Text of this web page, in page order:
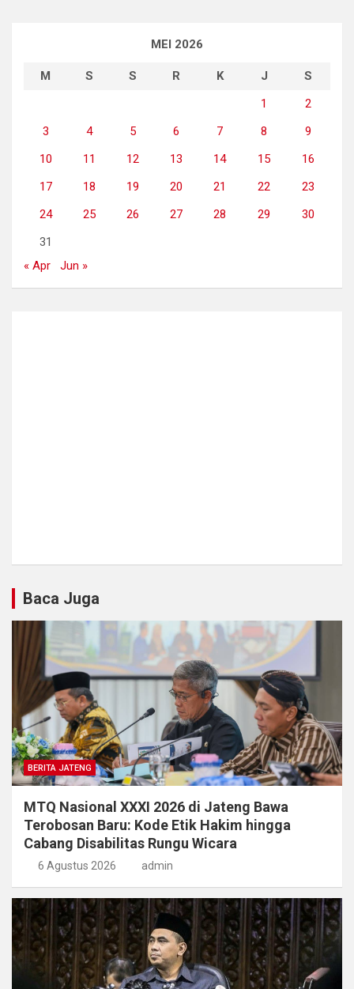
MEI 2026
M S S R K J
S
1
2
3
4 5 6 7 8
9
10
11 12 13 14 15
16
17
18 19 20 21 22
23
24
25 26 27 28 29
30
31
« Apr
Jun »
Baca Juga
BERITA JATENG
MTQ Nasional XXXI 2026 di Jateng Bawa
Terobosan Baru: Kode Etik Hakim hingga
Cabang Disabilitas Rungu Wicara
6 Agustus 2026 admin